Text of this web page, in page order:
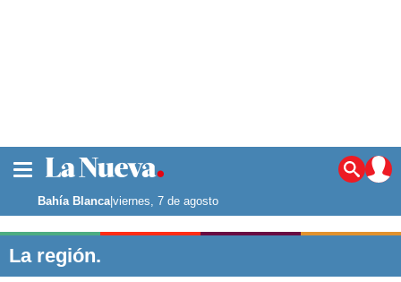
Noticias
La ciudad
Punta Alta
Bahía Blanca|viernes, 7 de agosto
La región.